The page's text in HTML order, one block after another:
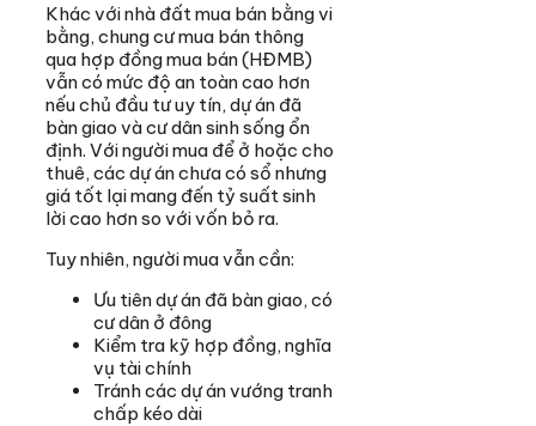
Khác với nhà đất mua bán bằng vi
bằng, chung cư mua bán thông
qua hợp đồng mua bán (HĐMB)
vẫn có mức độ an toàn cao hơn
nếu chủ đầu tư uy tín, dự án đã
bàn giao và cư dân sinh sống ổn
định. Với người mua để ở hoặc cho
thuê, các dự án chưa có sổ nhưng
giá tốt lại mang đến tỷ suất sinh
lời cao hơn so với vốn bỏ ra.
Tuy nhiên, người mua vẫn cần:
Ưu tiên dự án đã bàn giao, có
cư dân ở đông
Kiểm tra kỹ hợp đồng, nghĩa
vụ tài chính
Tránh các dự án vướng tranh
chấp kéo dài